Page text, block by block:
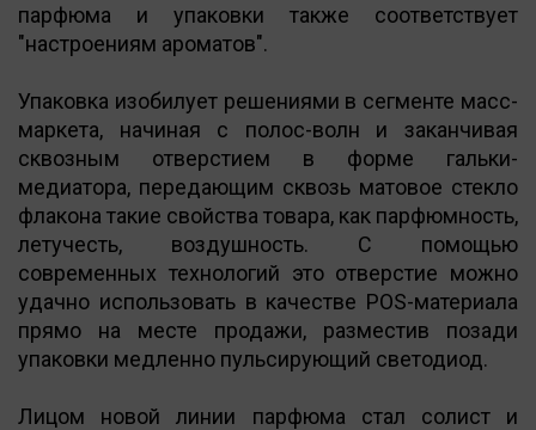
парфюма и упаковки также соответствует
"настроениям ароматов".
Упаковка изобилует решениями в сегменте масс-
маркета, начиная с полос-волн и заканчивая
сквозным отверстием в форме гальки-
медиатора, передающим сквозь матовое стекло
флакона такие свойства товара, как парфюмность,
летучесть, воздушность. С помощью
современных технологий это отверстие можно
удачно использовать в качестве POS-материала
прямо на месте продажи, разместив позади
упаковки медленно пульсирующий светодиод.
Лицом новой линии парфюма стал солист и